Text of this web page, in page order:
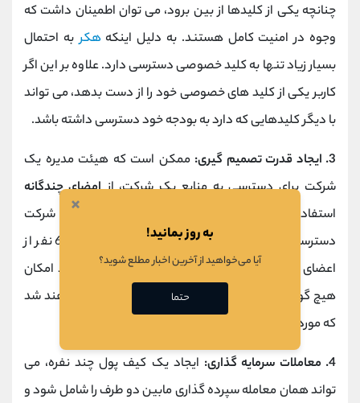
چنانچه یکی از کلیدها از بین برود، می توان اطمینان داشت که
وجوه در امنیت کامل هستند. به دلیل اینکههکربه احتمال
بسیار زیاد تنها به کلید خصوصی دسترسی دارد. علاوه بر این اگر
کاربر یکی از کلید های خصوصی خود را از دست بدهد، می تواند
با دیگر کلیدهایی که دارد به بودجه خود دسترسی داشته باشد.
3. ایجاد قدرت تصمیم گیری:
ممکن است که هیئت مدیره یک
شرکت برای دسترسی به منابع یک شرکت، ازامضای چندگانه
استفاده کند. به همین خاطر برای اینکه به منابع یک شرکت
دسترسی داشت، ممکن است یک کلید در اختیار 4 الی 6 نفر از
اعضای هیئت مدیره وجود داشته باشد. تحت این شرایط امکان
هیچ گونه سرقتی وجود ندارد. پس تصمیماتی اجرا خواهند شد
که مورد توافق اکثریت اعضای شرکت باشد.
4. معاملات سرمایه گذاری:
ایجاد یک کیف پول چند نفره، می
تواند همان معامله سپرده گذاری مابین دو طرف را شامل شود و
×
به روز بمانید!
آیا می‌خواهید از آخرین اخبار مطلع شوید؟
حتما